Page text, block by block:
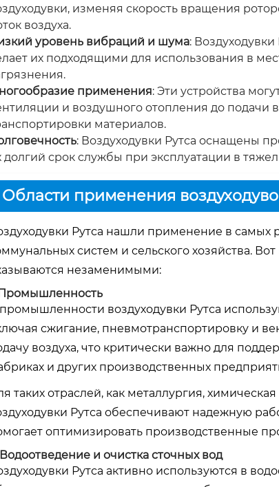
изменяя скорость вращения
воздуха.
уровень вибраций и шума:
их подходящими для использования в
применения: Эти устройства
и воздушного отопления до подачи
материалов.
: Воздуходувки Рутса оснащены
долгий срок службы при эксплуатации в
Области применения
Рутса нашли применение в
систем и сельского хозяйства.
незаменимыми:
воздуходувки Рутса
сжигание, пневмотранспортировку и
воздуха, что критически важно для
и других производственных
таких отраслей, как металлургия,
Рутса обеспечивают надежную
оптимизировать производственные
Водоотведение и очистка сточных вод
Рутса активно используются в